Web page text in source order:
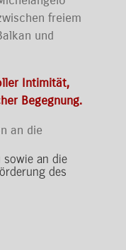
freiem
und
Intimität,
Begegnung.
an die
an die
des